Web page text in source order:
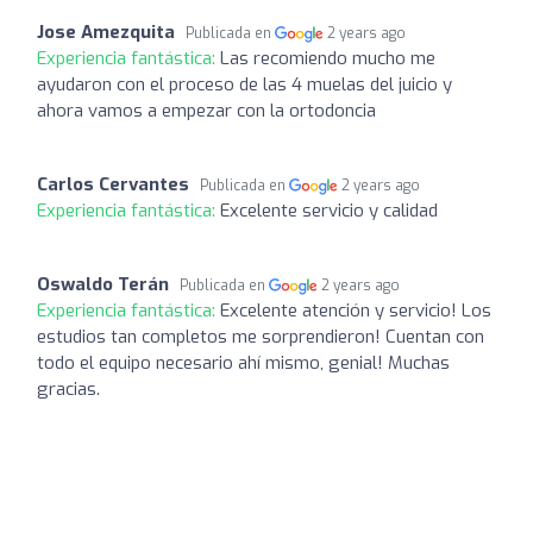
Jose Amezquita Publicada en 2 years ago
Experiencia fantástica: Las recomiendo mucho me
ayudaron con el proceso de las 4 muelas del juicio y
ahora vamos a empezar con la ortodoncia
Carlos Cervantes Publicada en 2 years ago
Experiencia fantástica: Excelente servicio y calidad
Oswaldo Terán Publicada en 2 years ago
Experiencia fantástica: Excelente atención y servicio! Los
estudios tan completos me sorprendieron! Cuentan con
todo el equipo necesario ahí mismo, genial! Muchas
gracias.